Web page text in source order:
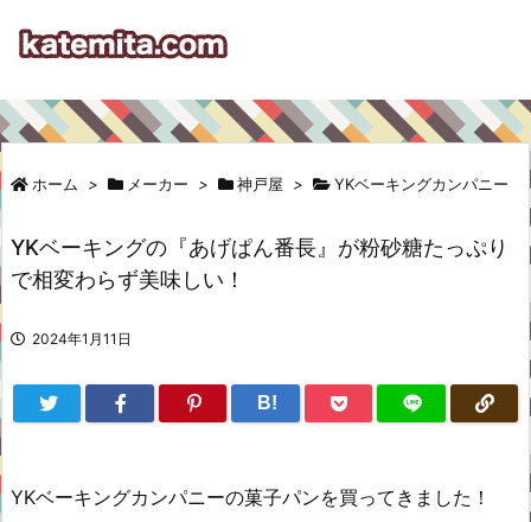
ホーム > メーカー > 神戸屋 > YKベーキングカンパニー
YKベーキングの『あげぱん番長』が粉砂糖たっぷり
で相変わらず美味しい！
2024年1月11日
B!
YKベーキングカンパニーの菓子パンを買ってきました！